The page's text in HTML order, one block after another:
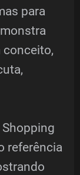
para
conceito,
referência